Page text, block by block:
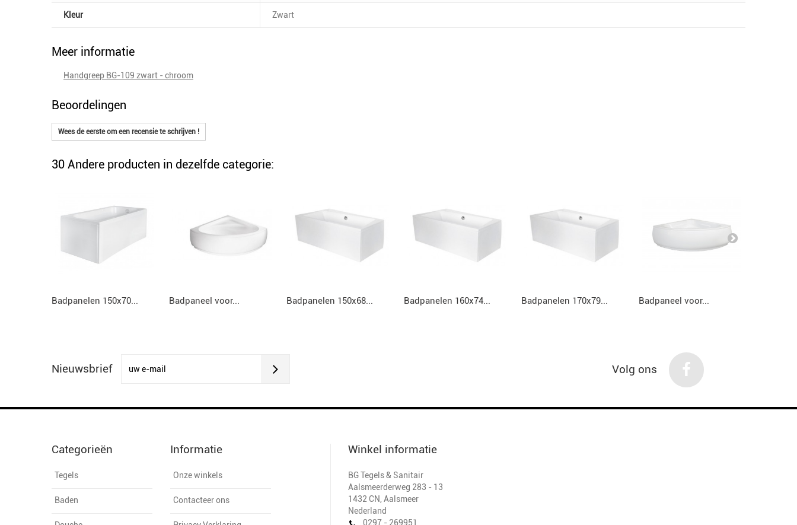
Kleur Zwart
Meer informatie
Handgreep BG-109 zwart - chroom
Beoordelingen
Wees de eerste om een recensie te schrijven !
30 Andere producten in dezelfde categorie:
Badpanelen 150x70... Badpaneel voor... Badpanelen 150x68... Badpanelen 160x74... Badpanelen 170x79... Badpaneel voor...
Nieuwsbrief Volg ons
Categorieën
Tegels
Baden
Informatie
Onze winkels
Contacteer ons
Winkel informatie
BG Tegels & Sanitair
Aalsmeerderweg 283 - 13
1432 CN Aalsmeer
Nederland
0297 - 269951